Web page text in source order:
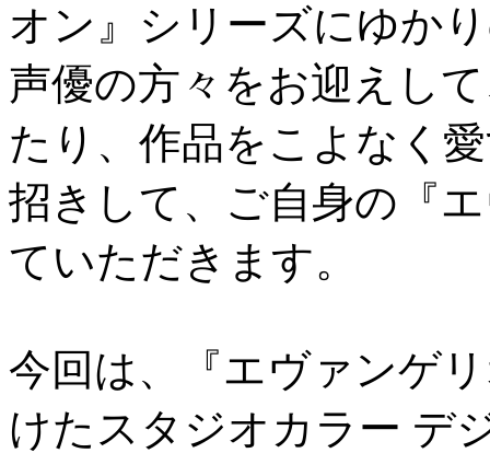
オン』シリーズにゆか
声優の方々をお迎えし
たり、作品をこよなく
招きして、ご自身の『
ていただきます。
今回は、『エヴァンゲ
けたスタジオカラー デ